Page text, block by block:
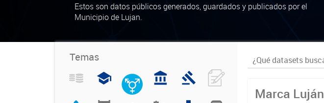
Estos son datos públicos generados, guardados y publicados por el
Municipio de Lujan.
Temas
Marca Luján